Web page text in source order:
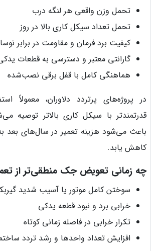
تحمل وزن واقعی هر لنگه درب
تحمل تعداد سیکل کاری بالا در روز
کیفیت برد فرمان و مقاومت در برابر
گارانتی معتبر و دسترسی به قطعات
هماهنگی کامل با قفل برقی نصب‌شده
در پروژه‌های پرتردد دلاوران، معمولاً
قدرتمندتر با سیکل کاری بالاتر توصیه
باعث می‌شود هزینه تعمیر در سال‌های
کاهش یابد.
چه زمانی تعویض جک منطقی‌تر از
سوختن کامل موتور یا آسیب شدید
خرابی برد و نبود قطعه یدکی
تکرار خرابی در فاصله زمانی کوتاه
افزایش تعداد واحدها و رشد تردد